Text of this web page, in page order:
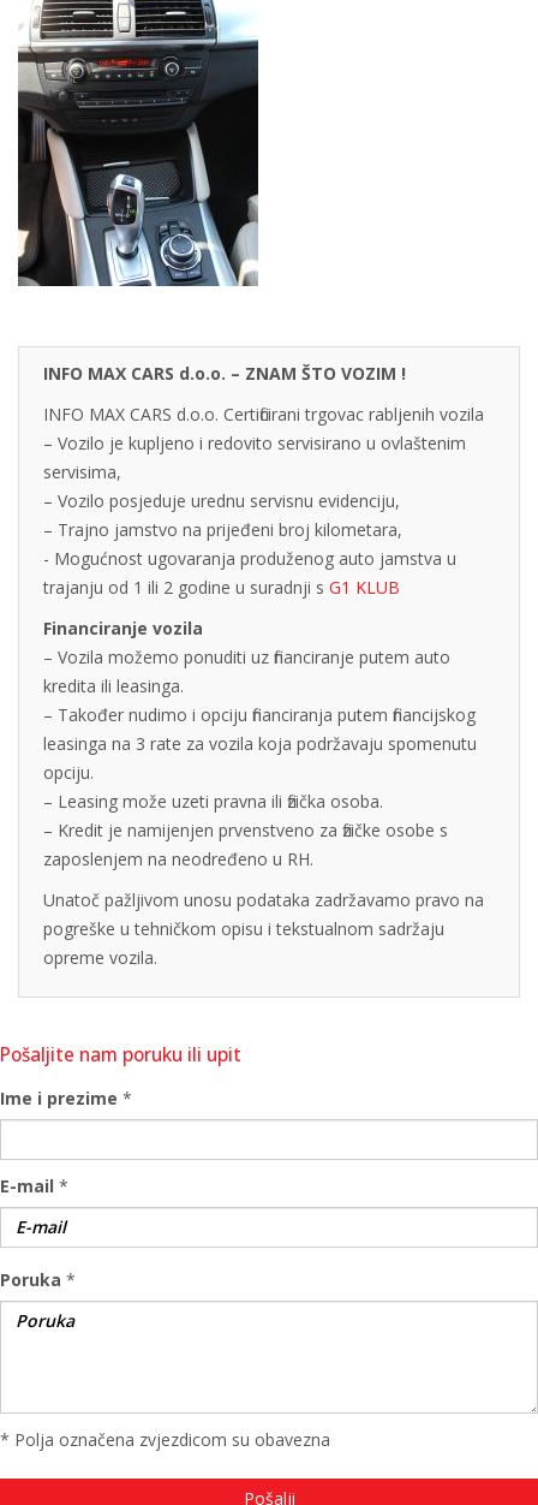
INFO MAX CARS d.o.o. – ZNAM ŠTO VOZIM !
INFO MAX CARS d.o.o. Certificirani trgovac rabljenih vozila
– Vozilo je kupljeno i redovito servisirano u ovlaštenim
servisima,
– Vozilo posjeduje urednu servisnu evidenciju,
– Trajno jamstvo na prijeđeni broj kilometara,
- Mogućnost ugovaranja produženog auto jamstva u
trajanju od 1 ili 2 godine u suradnji s G1 KLUB
Financiranje vozila
– Vozila možemo ponuditi uz financiranje putem auto
kredita ili leasinga.
– Također nudimo i opciju financiranja putem financijskog
leasinga na 3 rate za vozila koja podržavaju spomenutu
opciju.
– Leasing može uzeti pravna ili fizička osoba.
– Kredit je namijenjen prvenstveno za fizičke osobe s
zaposlenjem na neodređeno u RH.
Unatoč pažljivom unosu podataka zadržavamo pravo na
pogreške u tehničkom opisu i tekstualnom sadržaju
opreme vozila.
Pošaljite nam poruku ili upit
Ime i prezime *
E-mail *
Poruka *
* Polja označena zvjezdicom su obavezna